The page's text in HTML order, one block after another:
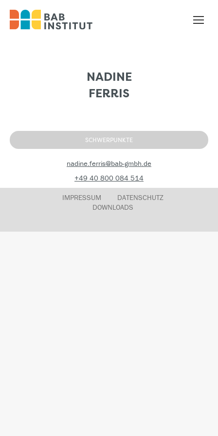
NADINE
FERRIS
SCHWERPUNKTE
nadine.ferris@bab-gmbh.de
+49 40 800 084 514
IMPRESSUM
DATENSCHUTZ
DOWNLOADS